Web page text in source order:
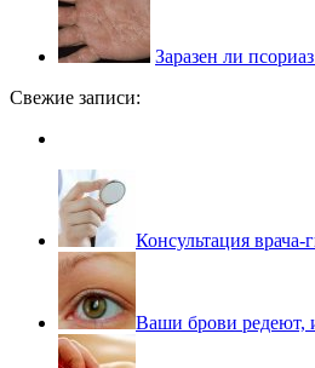
Заразен ли
Свежие записи:
Консультация врача-
Ваши брови редеют,